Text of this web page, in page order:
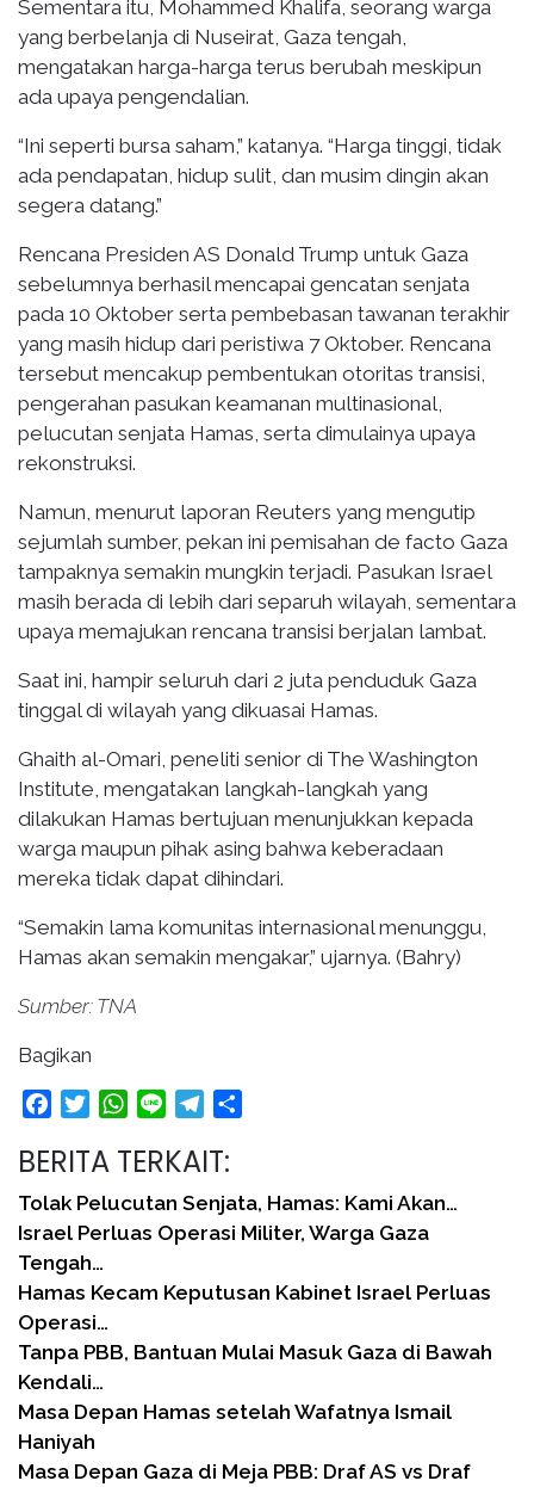
Sementara itu, Mohammed Khalifa, seorang warga
yang berbelanja di Nuseirat, Gaza tengah,
mengatakan harga-harga terus berubah meskipun
ada upaya pengendalian.
“Ini seperti bursa saham,” katanya. “Harga tinggi, tidak
ada pendapatan, hidup sulit, dan musim dingin akan
segera datang.”
Rencana Presiden AS Donald Trump untuk Gaza
sebelumnya berhasil mencapai gencatan senjata
pada 10 Oktober serta pembebasan tawanan terakhir
yang masih hidup dari peristiwa 7 Oktober. Rencana
tersebut mencakup pembentukan otoritas transisi,
pengerahan pasukan keamanan multinasional,
pelucutan senjata Hamas, serta dimulainya upaya
rekonstruksi.
Namun, menurut laporan Reuters yang mengutip
sejumlah sumber, pekan ini pemisahan de facto Gaza
tampaknya semakin mungkin terjadi. Pasukan Israel
masih berada di lebih dari separuh wilayah, sementara
upaya memajukan rencana transisi berjalan lambat.
Saat ini, hampir seluruh dari 2 juta penduduk Gaza
tinggal di wilayah yang dikuasai Hamas.
Ghaith al-Omari, peneliti senior di The Washington
Institute, mengatakan langkah-langkah yang
dilakukan Hamas bertujuan menunjukkan kepada
warga maupun pihak asing bahwa keberadaan
mereka tidak dapat dihindari.
“Semakin lama komunitas internasional menunggu,
Hamas akan semakin mengakar,” ujarnya. (Bahry)
Sumber: TNA
Bagikan
FacebookTwitterWhatsApp
Line Telegram
BERITA TERKAIT:
Tolak Pelucutan Senjata, Hamas: Kami Akan…
Israel Perluas Operasi Militer, Warga Gaza
Tengah…
Hamas Kecam Keputusan Kabinet Israel Perluas
Operasi…
Tanpa PBB, Bantuan Mulai Masuk Gaza di Bawah
Kendali…
Masa Depan Hamas setelah Wafatnya Ismail
Haniyah
Masa Depan Gaza di Meja PBB: Draf AS vs Draf